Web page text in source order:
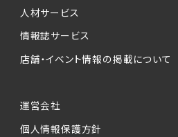
人材サービス
情報誌サービス
店舗・イベント情報の掲載について
運営会社
個人情報保護方針